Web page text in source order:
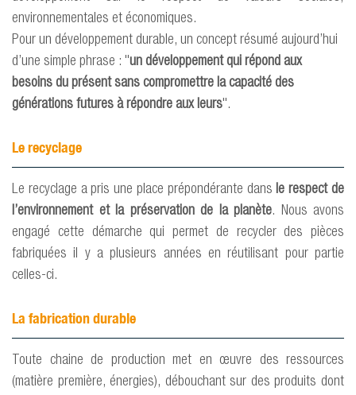
environnementales et économiques.
Pour un développement durable, un concept résumé aujourd’hui
d’une simple phrase : "un développement qui répond aux
besoins du présent sans compromettre la capacité des
générations futures à répondre aux leurs".
Le recyclage
Le recyclage a pris une place prépondérante dansle respect de
l’environnement et la préservation de la planète. Nous avons
engagé cette démarche qui permet de recycler des pièces
fabriquées il y a plusieurs années en réutilisant pour partie
celles-ci.
La fabrication durable
Toute chaine de production met en œuvre des ressources
(matière première, énergies), débouchant sur des produits dont